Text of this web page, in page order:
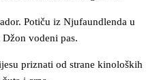
Potiču iz Njufaundlenda u
vodeni pas.
priznati od strane kinoloških